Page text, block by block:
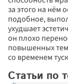
за этого на нём
подобное,
ухудшает
он плохо
повышенных
со временем
Статьи по